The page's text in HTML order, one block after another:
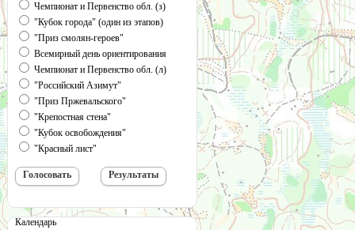
Чемпионат и Первенство обл. (з)
"Кубок города" (один из этапов)
"Приз смолян-героев"
Всемирный день ориентирования
Чемпионат и Первенство обл. (л)
"Российский Азимут"
"Приз Пржевальского"
"Крепостная стена"
"Кубок освобождения"
"Красный лист"
Календарь